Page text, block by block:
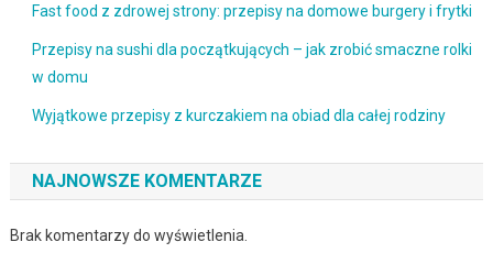
Fast food z zdrowej strony: przepisy na domowe burgery i frytki
Przepisy na sushi dla początkujących – jak zrobić smaczne rolki
w domu
Wyjątkowe przepisy z kurczakiem na obiad dla całej rodziny
NAJNOWSZE KOMENTARZE
Brak komentarzy do wyświetlenia.